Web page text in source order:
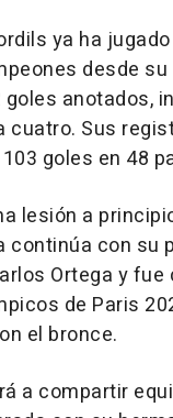
ya ha
desde
anotados,
cuatro. Sus
goles en 48
lesión a
continúa con su
Ortega y fue
de Paris
el bronce.
a compartir